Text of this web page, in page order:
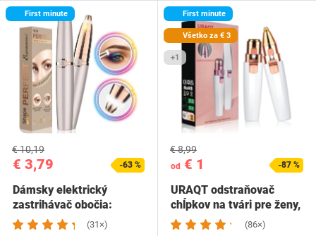
First minute
€ 3,79
€ 10,19
-63 %
Dámsky elektrický
zastrihávač obočia:
Epilátor obočia pre…
(31×)
First minute
Všetko za € 3
+1
od € 1
€ 8,99
-87 %
URAQT odstraňovač
chĺpkov na tvári pre ženy,
elektrický…
(86×)